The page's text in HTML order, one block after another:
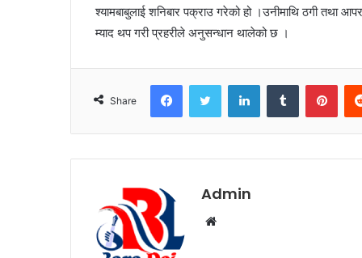
श्यामबाबुलाई शनिबार पक्राउ गरेको हो ।उनीमाथि ठगी तथा
म्याद थप गरी प्रहरीले अनुसन्धान थालेको छ ।
Share
Admin